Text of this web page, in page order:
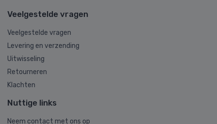
Veelgestelde vragen
Veelgestelde vragen
Levering en verzending
Uitwisseling
Retourneren
Klachten
Nuttige links
Neem contact met ons op